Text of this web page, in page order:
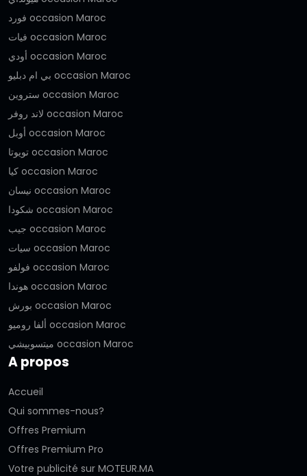
فورد occasion Maroc
فيات occasion Maroc
أودي occasion Maroc
بي ام دبليو occasion Maroc
ستروين occasion Maroc
لاند روفر occasion Maroc
أوبل occasion Maroc
تويوتا occasion Maroc
كيا occasion Maroc
نيسان occasion Maroc
شكودا occasion Maroc
جيب occasion Maroc
سيات occasion Maroc
فولفو occasion Maroc
هوندا occasion Maroc
بورش occasion Maroc
ألفا روميو occasion Maroc
ميتسوبيشي occasion Maroc
A propos
Accueil
Qui sommes-nous?
Offres Premium
Offres Premium Pro
Votre publicité sur MOTEUR.MA